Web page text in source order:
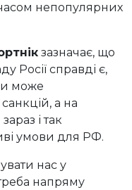
непопулярних
зазначає, що
Росії справді є,
може
а на
і так
умови для РФ.
нас у
напряму